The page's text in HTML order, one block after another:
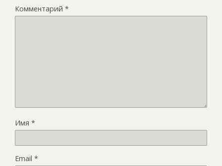
Комментарий *
Имя *
Email *